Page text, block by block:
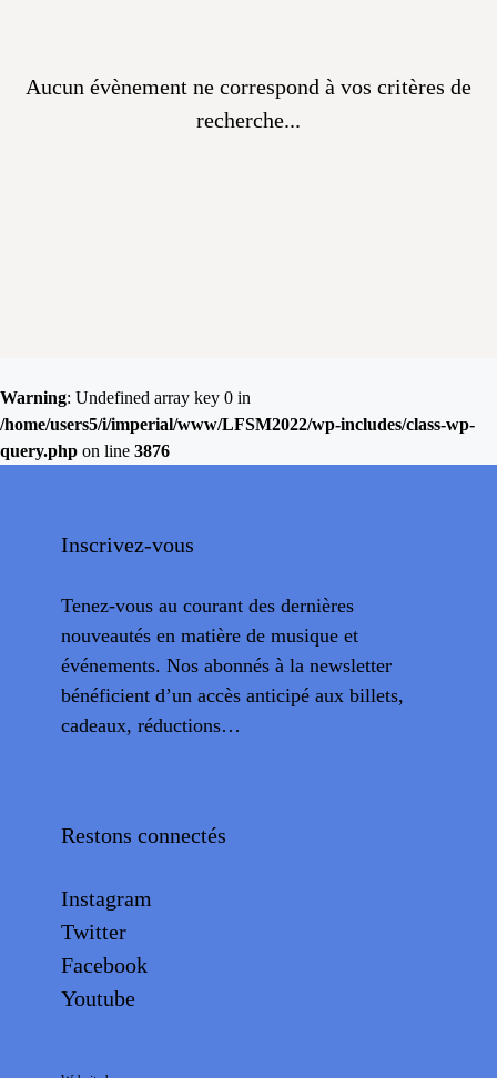
Aucun évènement ne correspond à vos critères de
recherche...
Warning: Undefined array key 0 in
/home/users5/i/imperial/www/LFSM2022/wp-includes/class-wp-
query.php on line 3876
Inscrivez-vous
Tenez-vous au courant des dernières
nouveautés en matière de musique et
événements. Nos abonnés à la newsletter
bénéficient d’un accès anticipé aux billets,
cadeaux, réductions…
Restons connectés
Instagram
Twitter
Facebook
Youtube